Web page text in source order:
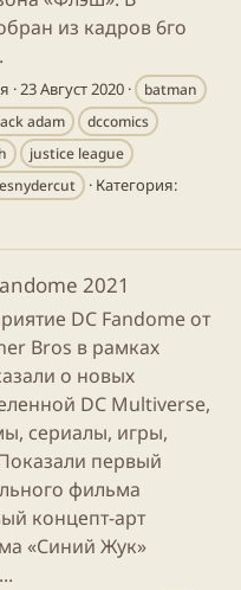
из кадров 6го
23 Август 2020
batman
adam
dccomics
justice league
Категория:
2021
DC Fandome от
Bros в рамках
о новых
DC Multiverse,
сериалы, игры,
первый
фильма
концепт-арт
«Синий Жук»